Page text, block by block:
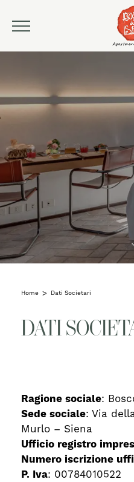
Home Dati Societari
DATI
Ragione sociale:
Sede sociale: Via
Murlo – Siena
Ufficio registro
Numero iscrizione
P. Iva: 00784010522